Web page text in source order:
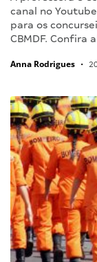
canal no
para os
CBMDF. Confira
Anna Rodrigues •